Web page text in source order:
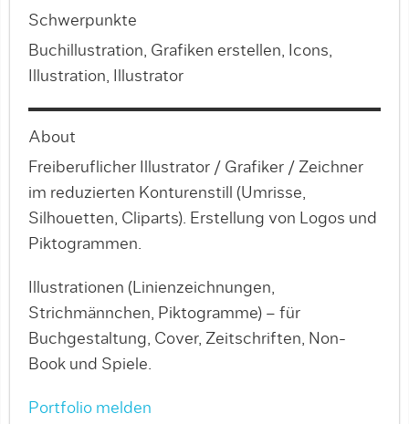
Schwerpunkte
Buchillustration, Grafiken erstellen, Icons,
Illustration, Illustrator
About
Freiberuflicher Illustrator / Grafiker / Zeichner
im reduzierten Konturenstill (Umrisse,
Silhouetten, Cliparts). Erstellung von Logos und
Piktogrammen.
Illustrationen (Linienzeichnungen,
Strichmännchen, Piktogramme) – für
Buchgestaltung, Cover, Zeitschriften, Non-
Book und Spiele.
Portfolio melden